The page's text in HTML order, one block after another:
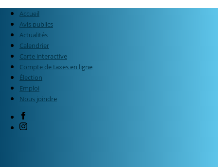
Accueil
Avis publics
Actualités
Calendrier
Carte interactive
Compte de taxes en ligne
Élection
Emploi
Nous joindre